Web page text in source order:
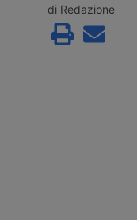
di Redazione